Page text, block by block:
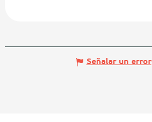
Señalar un error